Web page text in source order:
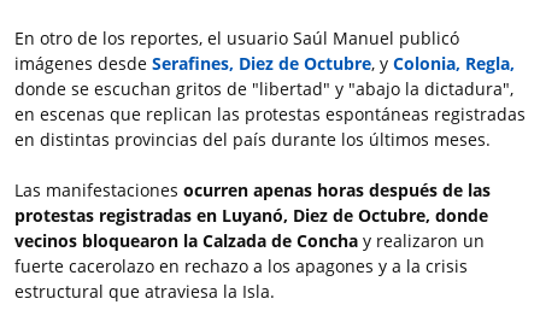
En otro de los reportes, el usuario Saúl Manuel publicó
imágenes desde Serafines, Diez de Octubre, y Colonia, Regla,
donde se escuchan gritos de "libertad" y "abajo la dictadura",
en escenas que replican las protestas espontáneas registradas
en distintas provincias del país durante los últimos meses.
Las manifestaciones ocurren apenas horas después de las
protestas registradas en Luyanó, Diez de Octubre, donde
vecinos bloquearon la Calzada de Concha y realizaron un
fuerte cacerolazo en rechazo a los apagones y a la crisis
estructural que atraviesa la Isla.